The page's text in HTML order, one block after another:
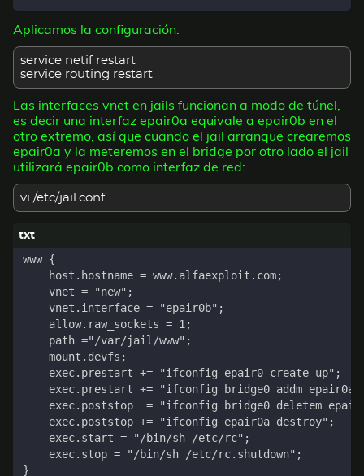
Aplicamos la configuración:
service netif restart
service routing restart
Las interfaces vnet en jails funcionan a modo de túnel,
es decir una interfaz epair0a equivale a epair0b en el
otro extremo, así que cuando el jail arranque crearemos
epair0a y la meteremos en el bridge por otro lado el jail
utilizará epair0b como interfaz de red:
vi /etc/jail.conf